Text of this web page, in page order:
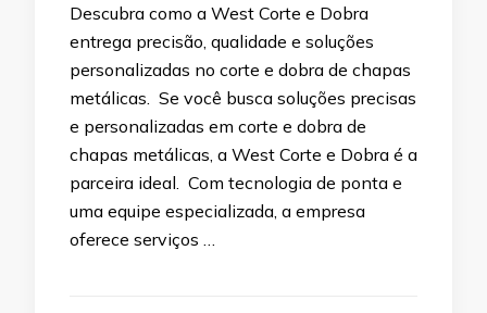
Descubra como a West Corte e Dobra
entrega precisão, qualidade e soluções
personalizadas no corte e dobra de chapas
metálicas. Se você busca soluções precisas
e personalizadas em corte e dobra de
chapas metálicas, a West Corte e Dobra é a
parceira ideal. Com tecnologia de ponta e
uma equipe especializada, a empresa
oferece serviços …